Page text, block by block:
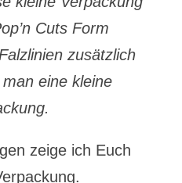
Cuts Form
zusätzlich
eine kleine
zeige ich Euch